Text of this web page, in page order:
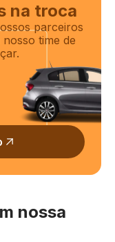
na troca
parceiros
time de
nossa